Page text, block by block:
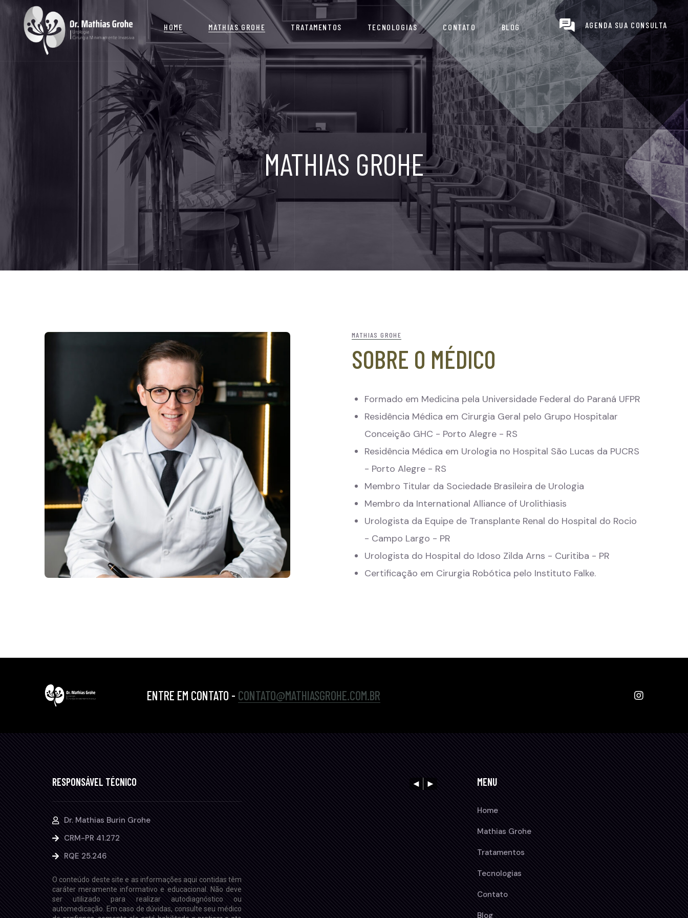
HOME MATHIAS GROHE TRATAMENTOS TECNOLOGIAS CONTATO BLOG AGENDA SUA CONSULTA
MATHIAS GROHE
MATHIAS GROHE
SOBRE O MÉDICO
Formado em Medicina pela Universidade Federal do Paraná UFPR
Residência Médica em Cirurgia Geral pelo Grupo Hospitalar
Conceição GHC - Porto Alegre - RS
Residência Médica em Urologia no Hospital São Lucas da PUCRS
- Porto Alegre - RS
Membro Titular da Sociedade Brasileira de Urologia
Membro da International Alliance of Urolithiasis
Urologista da Equipe de Transplante Renal do Hospital do Rocio
- Campo Largo - PR
Urologista do Hospital do Idoso Zilda Arns - Curitiba - PR
Certificação em Cirurgia Robótica pelo Instituto Falke.
ENTRE EM CONTATO - CONTATO@MATHIASGROHE.COM.BR
RESPONSÁVEL TÉCNICO
Dr. Mathias Burin Grohe
CRM-PR 41.272
RQE 25.246
O conteúdo deste site e as informações aqui contidas têm
caráter meramente informativo e educacional. Não deve
ser utilizado para realizar autodiagnóstico ou
automedicação. Em caso de dúvidas, consulte seu médico
MENU
Home
Mathias Grohe
Tratamentos
Tecnologias
Contato
Blog